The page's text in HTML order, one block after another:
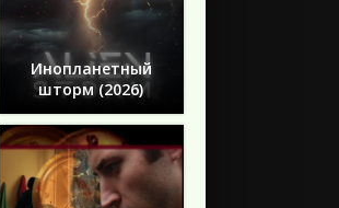
Инопланетный
шторм (2026)